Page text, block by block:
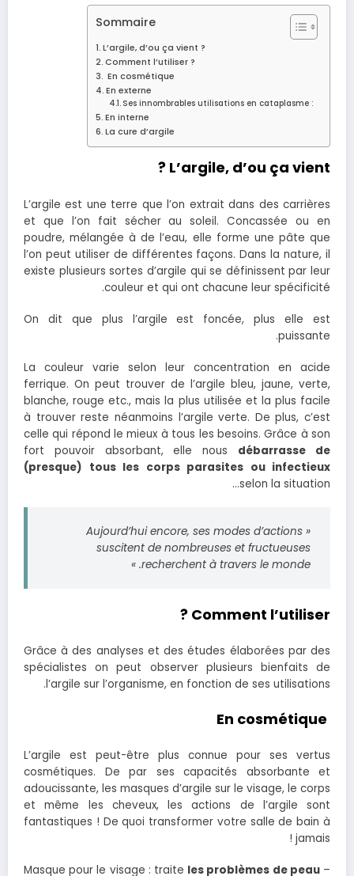
Sommaire
L’argile, d’ou ça vient ?
Comment l’utiliser ?
En cosmétique
En externe
Ses innombrables utilisations en cataplasme :
En interne
La cure d’argile
L’argile, d’ou ça vient ?
L’argile est une terre que l’on extrait dans des carrières
et que l’on fait sécher au soleil. Concassée ou en
poudre, mélangée à de l’eau, elle forme une pâte que
l’on peut utiliser de différentes façons. Dans la nature, il
existe plusieurs sortes d’argile qui se définissent par leur
couleur et qui ont chacune leur spécificité.
On dit que plus l’argile est foncée, plus elle est
puissante.
La couleur varie selon leur concentration en acide
ferrique. On peut trouver de l’argile bleu, jaune, verte,
blanche, rouge etc., mais la plus utilisée et la plus facile
à trouver reste néanmoins l’argile verte. De plus, c’est
celle qui répond le mieux à tous les besoins. Grâce à son
fort pouvoir absorbant, elle nous débarrasse de
(presque) tous les corps parasites ou infectieux
selon la situation…
« Aujourd’hui encore, ses modes d’actions
suscitent de nombreuses et fructueuses
recherchent à travers le monde. »
Comment l’utiliser ?
Grâce à des analyses et des études élaborées par des
spécialistes on peut observer plusieurs bienfaits de
l’argile sur l’organisme, en fonction de ses utilisations.
L’argile est peut-être plus connue pour ses vertus
cosmétiques. De par ses capacités absorbante et
adoucissante, les masques d’argile sur le visage, le corps
et même les cheveux, les actions de l’argile sont
fantastiques ! De quoi transformer votre salle de bain à
jamais !
– Masque pour le visage : traite
les problèmes de peau